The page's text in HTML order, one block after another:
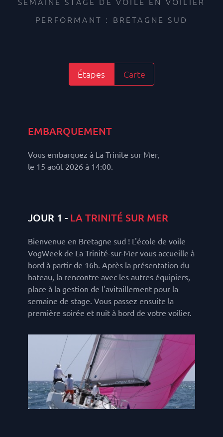
PERFORMANT : BRETAGNE SUD
Étapes Carte
EMBARQUEMENT
Vous embarquez à La Trinite sur Mer,
le 15 août 2026 à 14:00.
JOUR 1 - LA TRINITÉ SUR MER
Bienvenue en Bretagne sud ! L'école de voile
VogWeek de La Trinité-sur-Mer vous accueille à
bord à partir de 16h. Après la présentation du
bateau, la rencontre avec les autres équipiers,
place à la gestion de l'avitaillement pour la
semaine de stage. Vous passez ensuite la
première soirée et nuit à bord de votre voilier.